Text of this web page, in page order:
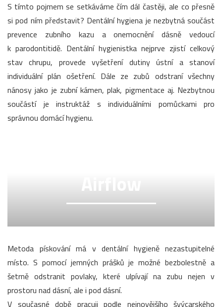
S tímto pojmem se setkáváme čím dál častěji, ale co přesně
si pod ním představit? Dentální hygiena je nezbytná součást
prevence zubního kazu a onemocnění dásně vedoucí
k parodontitidě. Dentální hygienistka nejprve zjistí celkový
stav chrupu, provede vyšetření dutiny ústní a stanoví
individuální plán ošetření. Dále ze zubů odstraní všechny
nánosy jako je zubní kámen, plak, pigmentace aj. Nezbytnou
součástí je instruktáž s individuálními pomůckami pro
správnou domácí hygienu.
Airflow
Metoda pískování má v dentální hygieně nezastupitelné
místo. S pomocí jemných prášků je možné bezbolestně a
šetrně odstranit povlaky, které ulpívají na zubu nejen v
prostoru nad dásní, ale i pod dásní.
V současné době pracuji podle nejnovějšího švýcarského